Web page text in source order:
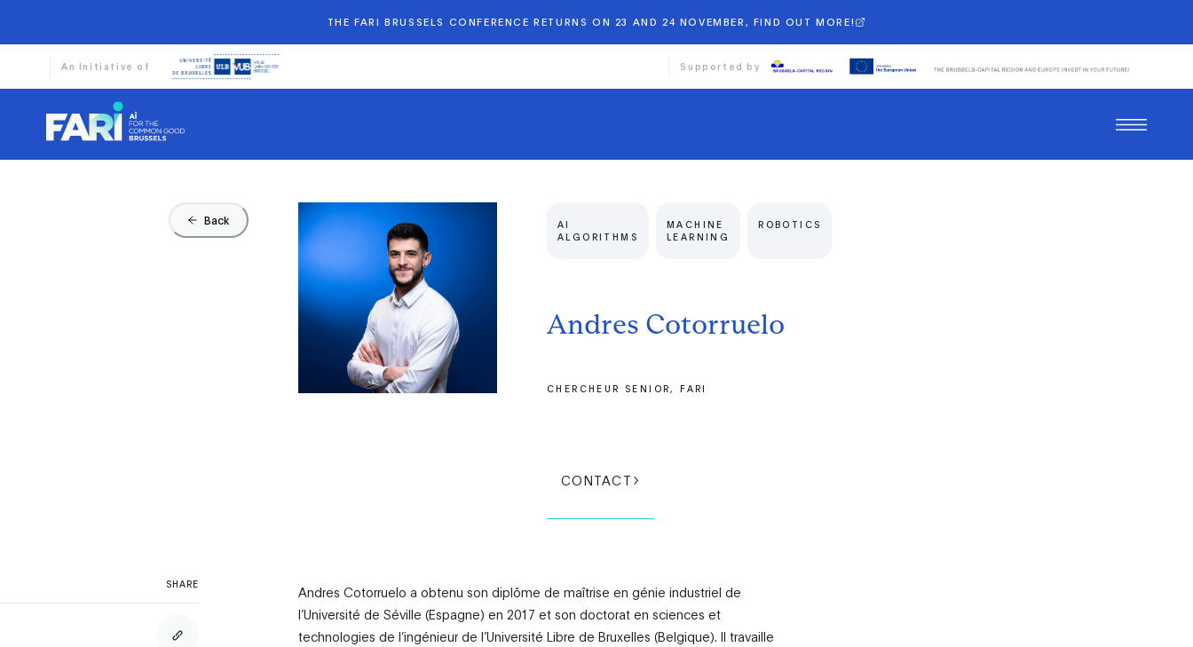
THE FARI BRUSSELS CONFERENCE RETURNS ON 23 AND 24 NOVEMBER, FIND OUT MORE!
An Initiative of Supported by
Back
Andres Cotorruelo
AI
ALGORITHMS
MACHINE
LEARNING
ROBOTICS
CHERCHEUR SENIOR, FARI
CONTACT
Andres Cotorruelo a obtenu son diplôme de maîtrise en génie industriel de
l’Université de Séville (Espagne) en 2017 et son doctorat en sciences et
technologies de l’ingénieur de l’Université Libre de Bruxelles (Belgique). Il travaille
SHARE